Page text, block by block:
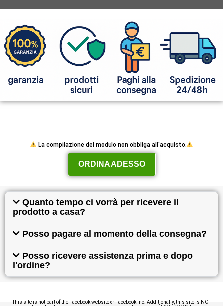
La compilazione del modulo non obbliga all'acquisto.
ORDINA ADESSO
Quanto tempo ci vorrà per ricevere il
prodotto a casa?
Posso pagare al momento della consegna?
Posso ricevere assistenza prima e dopo
l'ordine?
This site is not part of the Facebook website or Facebook Inc. Additionally, this site is NOT